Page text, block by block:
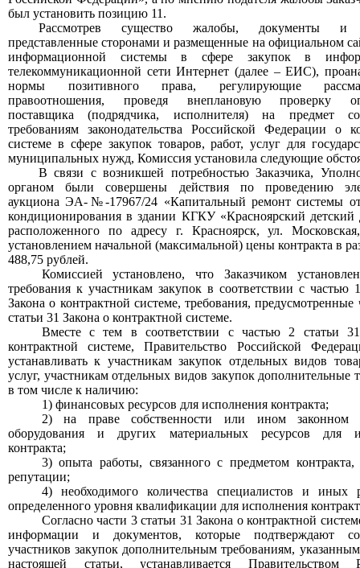
был установить позицию 11 .
Рассмотрев существо жалобы, документы и
представленные сторонами и размещенные на официальном
информационной системы в сфере закупок в
телекоммуникационной сети Интернет (далее – ЕИС),
нормы позитивного права, регулирующие
правоотношения, проведя внеплановую проверку
поставщика (подрядчика, исполнителя) на предмет
требованиям законодательства Российской Федерации о
системе в сфере закупок товаров, работ, услуг для
муниципальных нужд, Комиссия установила следующие
В связи с возникшей потребностьюЗаказчика,
органом были совершены действия по проведению
аукциона ЭА-№-17967/24 «Капитальный ремонт системы
кондиционирования в здании КГКУ «Красноярский
расположенного по адресу г. Красноярск, ул.
установлением начальной (максимальной) цены контракта в
488,75 рублей.
Комиссией установлено, что Заказчиком
требования к участникам закупок в соответствии с частью
Закона о контрактной системе, требования, предусмотренные
статьи 31 Закона о контрактной системе.
Вместе с тем в соответствии с частью 2 статьи
контрактной системе, Правительство Российской
устанавливать к участникам закупок отдельных видов
услуг, участникам отдельных видов закупок дополнительные
в том числе к наличию:
1) финансовых ресурсов для исполнения контракта;
2) на праве собственности или ином законном
оборудования и других материальных ресурсов для
контракта;
3) опыта работы, связанного с предметом
репутации;
4) необходимого количества специалистов и иных
определенного уровня квалификации для исполнения
Согласно части 3 статьи 31 Закона о контрактной
информации и документов, которые подтверждают
участников закупок дополнительным требованиям,
настоящей статьи, устанавливается Правительством